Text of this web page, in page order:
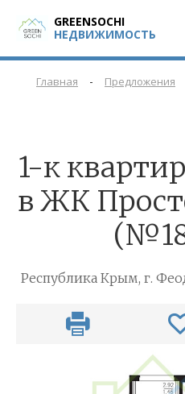
GREENSOCHI
НЕДВИЖИМОСТЬ
Главная - Предложения
1-к
в ЖК
Республика Крым, г.